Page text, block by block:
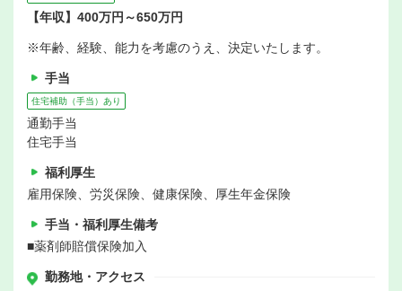
【年収】400万円～650万円
※年齢、経験、能力を考慮のうえ、決定いたします。
手当
住宅補助（手当）あり
通勤手当
住宅手当
福利厚生
雇用保険、労災保険、健康保険、厚生年金保険
手当・福利厚生備考
■薬剤師賠償保険加入
勤務地・アクセス